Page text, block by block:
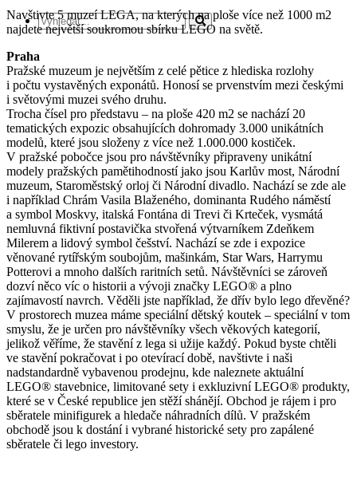
Navštivte 5 muzeí LEGA, na kterých na ploše více než 1000 m2
najdete největší soukromou sbírku LEGO na světě.
Praha
Pražské muzeum je největším z celé pětice z hlediska rozlohy
i počtu vystavěných exponátů. Honosí se prvenstvím mezi českými
i světovými muzei svého druhu.
Trocha čísel pro představu – na ploše 420 m2 se nachází 20
tematických expozic obsahujících dohromady 3.000 unikátních
modelů, které jsou složeny z více než 1.000.000 kostiček.
V pražské pobočce jsou pro návštěvníky připraveny unikátní
modely pražských pamětihodností jako jsou Karlův most, Národní
muzeum, Staroměstský orloj či Národní divadlo. Nachází se zde ale
i například Chrám Vasila Blaženého, dominanta Rudého náměstí
a symbol Moskvy, italská Fontána di Trevi či Krteček, vysmátá
nemluvná fiktivní postavička stvořená výtvarníkem Zdeňkem
Milerem a lidový symbol češství. Nachází se zde i expozice
věnované rytířským soubojům, mašinkám, Star Wars, Harrymu
Potterovi a mnoho dalších raritních setů. Návštěvníci se zároveň
dozví něco víc o historii a vývoji značky LEGO® a plno
zajímavostí navrch. Věděli jste například, že dřív bylo lego dřevěné?
V prostorech muzea máme speciální dětský koutek – speciální v tom
smyslu, že je určen pro návštěvníky všech věkových kategorií,
jelikož věříme, že stavění z lega si užije každý. Pokud byste chtěli
ve stavění pokračovat i po otevírací době, navštivte i naši
nadstandardně vybavenou prodejnu, kde naleznete aktuální
LEGO® stavebnice, limitované sety i exkluzivní LEGO® produkty,
které se v České republice jen stěží shánějí. Obchod je rájem i pro
sběratele minifigurek a hledače náhradních dílů. V pražském
obchodě jsou k dostání i vybrané historické sety pro zapálené
sběratele či lego investory.